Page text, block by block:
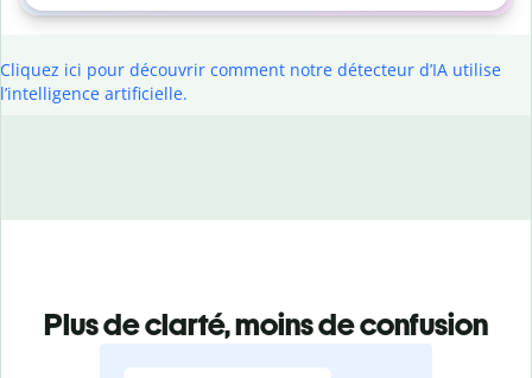
Cliquez ici pour découvrir comment notre détecteur d’IA utilise
l’intelligence artificielle.
Plus de clarté, moins de confusion